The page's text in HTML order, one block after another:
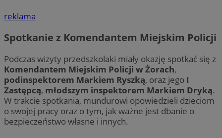
reklama
Spotkanie z Komendantem Miejskim Policji
Podczas wizyty przedszkolaki miały okazję spotkać się z
Komendantem Miejskim Policji w Żorach,
podinspektorem Markiem Ryszką, oraz jego I
Zastępcą, młodszym inspektorem Markiem Dryką.
W trakcie spotkania, mundurowi opowiedzieli dzieciom
o swojej pracy oraz o tym, jak ważne jest dbanie o
bezpieczeństwo własne i innych.